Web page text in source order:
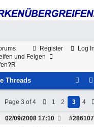
Register Log
und Felgen
Threads
Page 3 of 4 1 2 3 4
#286107
02/09/2008 17:10